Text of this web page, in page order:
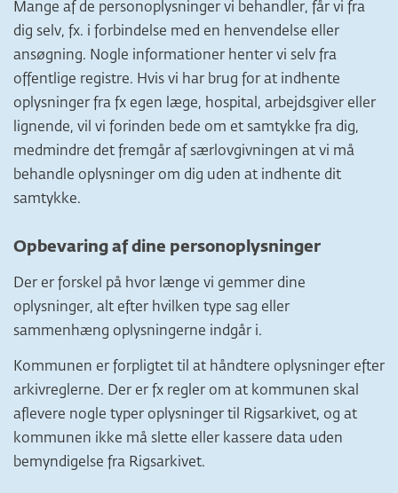
Mange af de personoplysninger vi behandler, får vi fra
dig selv, fx. i forbindelse med en henvendelse eller
ansøgning. Nogle informationer henter vi selv fra
offentlige registre. Hvis vi har brug for at indhente
oplysninger fra fx egen læge, hospital, arbejdsgiver eller
lignende, vil vi forinden bede om et samtykke fra dig,
medmindre det fremgår af særlovgivningen at vi må
behandle oplysninger om dig uden at indhente dit
samtykke.
Opbevaring af dine personoplysninger
Der er forskel på hvor længe vi gemmer dine
oplysninger, alt efter hvilken type sag eller
sammenhæng oplysningerne indgår i.
Kommunen er forpligtet til at håndtere oplysninger efter
arkivreglerne. Der er fx regler om at kommunen skal
aflevere nogle typer oplysninger til Rigsarkivet, og at
kommunen ikke må slette eller kassere data uden
bemyndigelse fra Rigsarkivet.